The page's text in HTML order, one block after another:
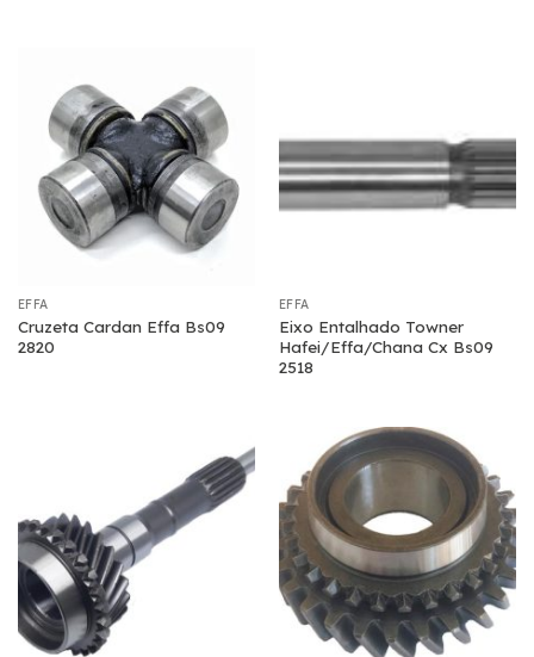
EFFA
Cruzeta Cardan Effa Bs09
2820
EFFA
Eixo Entalhado Towner
Hafei/Effa/Chana Cx Bs09
2518